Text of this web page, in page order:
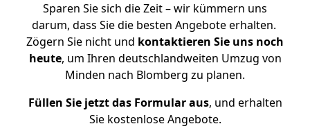
Sparen Sie sich die Zeit – wir kümmern uns
darum, dass Sie die besten Angebote erhalten.
Zögern Sie nicht und kontaktieren Sie uns noch
heute, um Ihren deutschlandweiten Umzug von
Minden nach Blomberg zu planen.
Füllen Sie jetzt das Formular aus, und erhalten
Sie kostenlose Angebote.